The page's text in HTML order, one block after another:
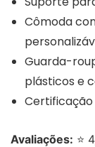
Cômoda
Guarda-
plásticos e
Avaliações: ⭐